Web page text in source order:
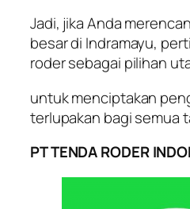
Jadi, jika Anda
besar di Indramayu,
roder sebagai pilihan
untuk menciptakan
terlupakan bagi semua
PT TENDA RODER